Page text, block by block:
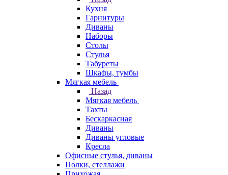
Кухня
Гарнитуры
Диваны
Наборы
Столы
Стулья
Табуреты
Шкафы, тумбы
Мягкая мебель
Назад
Мягкая мебель
Тахты
Бескаркасная
Диваны
Диваны угловые
Кресла
Офисные стулья, диваны
Полки, стеллажи